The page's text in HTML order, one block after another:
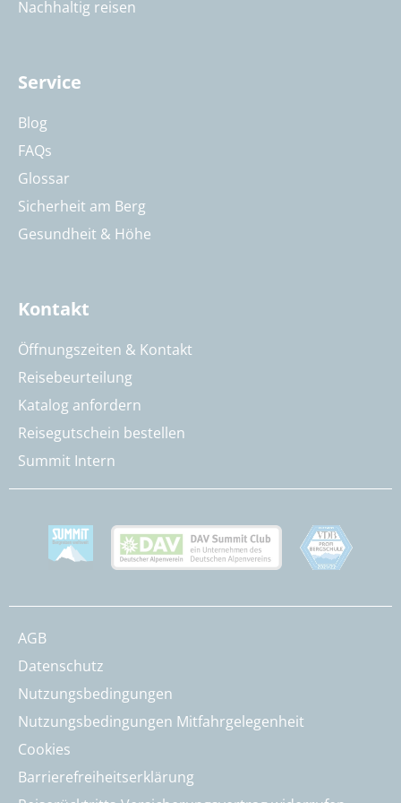
Nachhaltig reisen
Service
Blog
FAQs
Glossar
Sicherheit am Berg
Gesundheit & Höhe
Kontakt
Öffnungszeiten & Kontakt
Reisebeurteilung
Katalog anfordern
Reisegutschein bestellen
Summit Intern
AGB
Datenschutz
Nutzungsbedingungen
Nutzungsbedingungen Mitfahrgelegenheit
Cookies
Barrierefreiheitserklärung